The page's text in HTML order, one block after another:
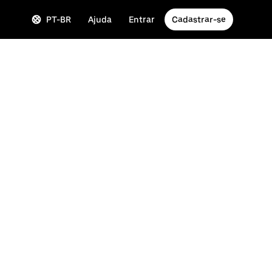
PT-BR Ajuda Entrar Cadastrar-se